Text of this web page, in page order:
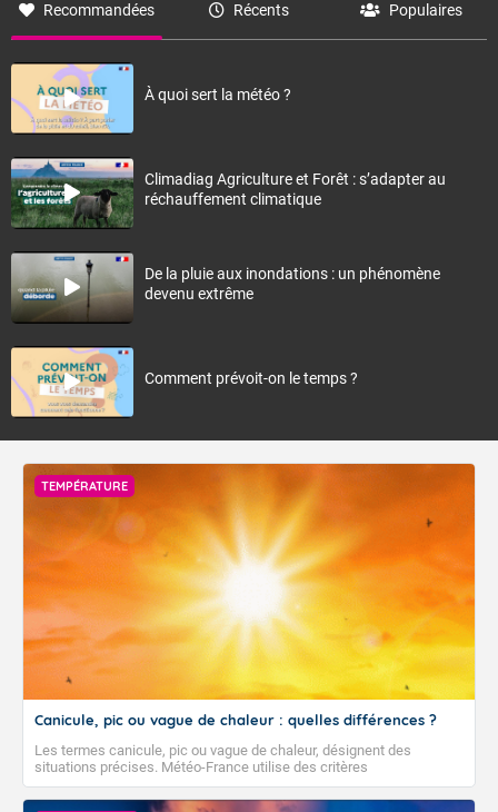
Recommandées Récents Populaires
À quoi sert la météo ?
Climadiag Agriculture et Forêt : s’adapter au
réchauffement climatique
De la pluie aux inondations : un phénomène
devenu extrême
Comment prévoit-on le temps ?
TEMPÉRATURE
Canicule, pic ou vague de chaleur : quelles différences ?
Les termes canicule, pic ou vague de chaleur, désignent des
situations précises. Météo-France utilise des critères
climatologiques pour évaluer et qualifier les épisodes de chaleur qui
peuvent avoir des impacts sanitaires et socio-économiques